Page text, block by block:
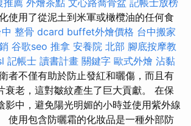
推薦 外燴茶點 文心路喬骨盆 記帳士放榜
使用了從泥土到米軍或橄欖油的任何食
中 整骨 dcard buffet外燴價格 台中搬家
谷歌seo 推拿 安養院 北部 腳底按摩教
記帳士 讀書計畫 關鍵字 歐式外燴 沾黏
者不僅有助於防止發紅和曬傷，而且有
衰老，這對皺紋產生了巨大貢獻。 在保
影中，避免陽光明媚的小時並使用紫外線
使用包含防曬霜的化妝品是一種外部防